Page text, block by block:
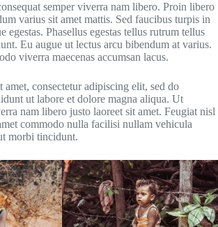
semper viverra nam libero. Proin libero
varius sit amet mattis. Sed faucibus turpis in
egestas. Phasellus egestas tellus rutrum tellus
Eu augue ut lectus arcu bibendum at varius.
viverra maecenas accumsan lacus.
consectetur adipiscing elit, sed do
ut labore et dolore magna aliqua. Ut
nam libero justo laoreet sit amet. Feugiat nisl
commodo nulla facilisi nullam vehicula
morbi tincidunt.